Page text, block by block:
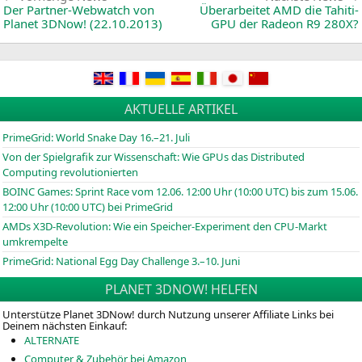
News:
Der Partner-Webwatch von
Planet 3DNow! (22.10.2013)
Überarbeitet AMD die Tahiti-
GPU der Radeon R9 280X?
AKTUELLE ARTIKEL
PrimeGrid: World Snake Day 16.–21. Juli
Von der Spielgrafik zur Wissenschaft: Wie GPUs das Distributed
Computing revolutionierten
BOINCGames: Sprint Race vom 12.06. 12:00 Uhr (10:00 UTC) bis zum 15.06.
12:00 Uhr (10:00 UTC) bei PrimeGrid
AMDs X3D-Revolution: Wie ein Speicher-Experiment den CPU-Markt
umkrempelte
PrimeGrid: National Egg Day Challenge 3.–10. Juni
PLANET 3DNOW! HELFEN
Unterstütze Planet 3DNow! durch Nutzung unserer Affiliate Links bei
Deinem nächsten Einkauf:
ALTERNATE
Computer & Zubehör bei Amazon